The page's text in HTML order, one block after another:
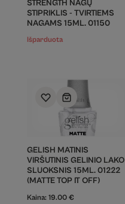
STRENGTH NAGŲ
STIPRIKLIS - TVIRTIEMS
NAGAMS 15ML. 01150
Išparduota
GELISH MATINIS
VIRŠUTINIS GELINIO LAKO
SLUOKSNIS 15ML. 01222
(MATTE TOP IT OFF)
Kaina: 19.00 €